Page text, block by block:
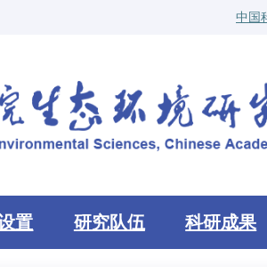
中国
置 研究队伍 科研成果